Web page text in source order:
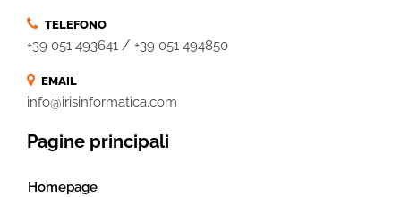
TELEFONO
+39 051 493641 / +39 051 494850
EMAIL
info@irisinformatica.com
Pagine principali
Homepage